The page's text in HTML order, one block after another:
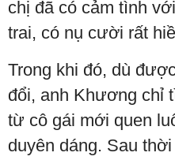
chị đã có cảm tình
trai, có nụ cười rất
Trong khi đó, dù
đổi, anh Khương chỉ
từ cô gái mới quen
duyên dáng. Sau